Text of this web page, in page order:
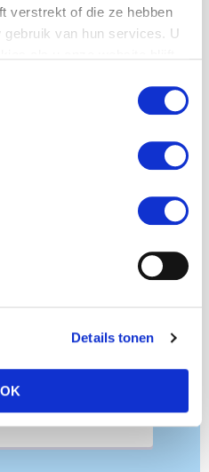
verstrekt of die ze hebben
van hun services. U
Details tonen
OK
aan